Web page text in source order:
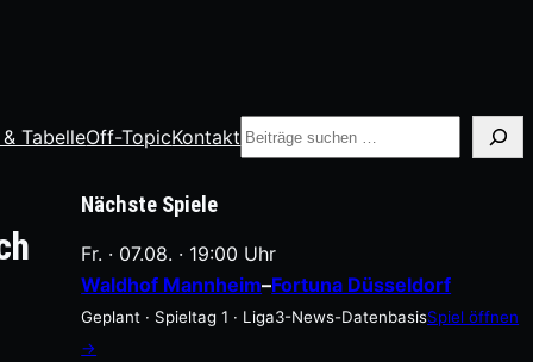
TabelleOff-TopicKontakt Suche
Nächste Spiele
Fr. · 07.08. · 19:00 Uhr
Waldhof Mannheim–Fortuna Düsseldorf
Geplant · Spieltag 1 · Liga3-News-DatenbasisSpiel öffnen
→